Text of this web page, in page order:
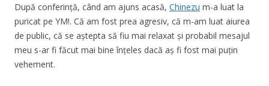
După conferință, când am ajuns acasă, Chinezu m-a luat la
puricat pe YM!. Că am fost prea agresiv, că m-am luat aiurea
de public, că se aștepta să fiu mai relaxat și probabil mesajul
meu s-ar fi făcut mai bine înțeles dacă aș fi fost mai puțin
vehement.